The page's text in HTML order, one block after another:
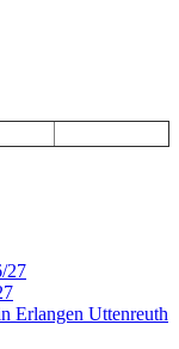
27
Erlangen Uttenreuth